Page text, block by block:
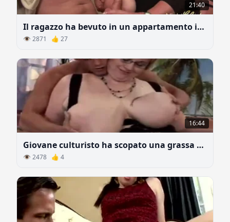
21:40
Il ragazzo ha bevuto in un appartamento in affitto e la padrona lo ha punito
👁 2871 👍 27
16:44
Giovane culturisto ha scopato una grassa matura con tette enormi
👁 2478 👍 4